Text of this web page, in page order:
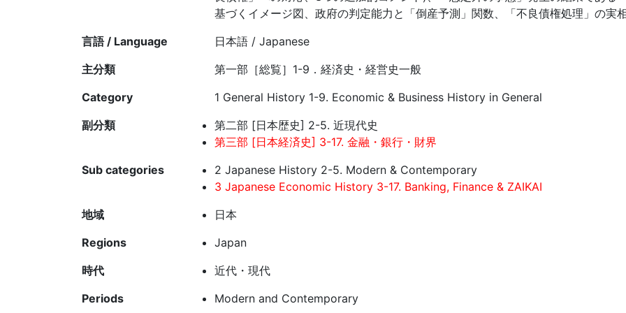
基づくイメージ図、政府の判定能力と「倒産予測」関数、「不良債権処理」の実
言語 / Language
日本語 / Japanese
主分類
第一部［総覧］1-9．経済史・経営史一般
Category
1 General History 1-9. Economic & Business History in General
副分類
第二部 [日本歴史] 2-5. 近現代史
第三部 [日本経済史] 3-17. 金融・銀行・財界
Sub categories
2 Japanese History 2-5. Modern & Contemporary
3 Japanese Economic History 3-17. Banking, Finance & ZAIKAI
地域
日本
Regions
Japan
時代
近代・現代
Periods
Modern and Contemporary